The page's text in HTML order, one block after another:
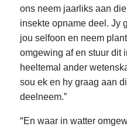
ons neem jaarliks aan
insekte opname deel. Jy
jou selfoon en neem
omgewing af en stuur dit
heeltemal ander
sou ek en hy graag aan
deelneem.”
“En waar in watter